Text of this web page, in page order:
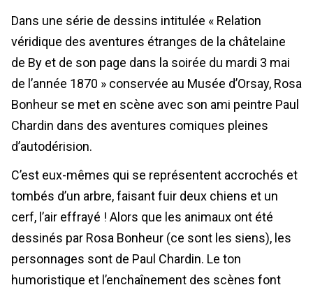
Dans une série de dessins intitulée « Relation
véridique des aventures étranges de la châtelaine
de By et de son page dans la soirée du mardi 3 mai
de l’année 1870 » conservée au Musée d’Orsay, Rosa
Bonheur se met en scène avec son ami peintre Paul
Chardin dans des aventures comiques pleines
d’autodérision.
C’est eux-mêmes qui se représentent accrochés et
tombés d’un arbre, faisant fuir deux chiens et un
cerf, l’air effrayé ! Alors que les animaux ont été
dessinés par Rosa Bonheur (ce sont les siens), les
personnages sont de Paul Chardin. Le ton
humoristique et l’enchaînement des scènes font